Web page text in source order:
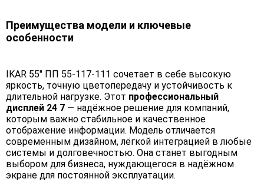
Преимущества модели и ключевые
особенности
IKAR 55" ПП 55-117-111 сочетает в себе высокую
яркость, точную цветопередачу и устойчивость к
длительной нагрузке. Этот профессиональный
дисплей 24 7 — надёжное решение для компаний,
которым важно стабильное и качественное
отображение информации. Модель отличается
современным дизайном, лёгкой интеграцией в любые
системы и долговечностью. Она станет выгодным
выбором для бизнеса, нуждающегося в надёжном
экране для постоянной эксплуатации.